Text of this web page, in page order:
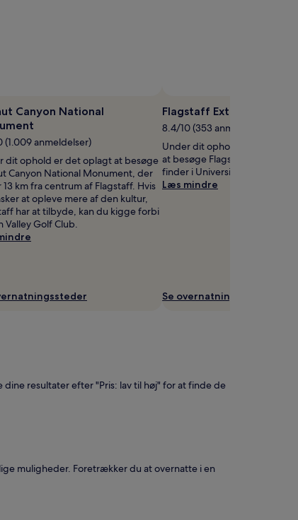
billede
af
Tales
From
the
Mutiny
Canyon National
(1.009 anmeldelser)
dit ophold er det oplagt at besøge
Canyon National Monument, der
km fra centrum af Flagstaff. Hvis
at opleve mere af den kultur,
har at tilbyde, kan du kigge forbi
Valley Golf Club.
Flagstaff Extreme
8.4/10 (353 anmeldelser)
Under dit ophold i Flagstaff
at besøge Flagstaff Extreme,
finder i University Heights.
Læs mindre
Se overnatningssteder
resultater efter "Pris: lav til høj" for at finde de
muligheder. Foretrækker du at overnatte i en